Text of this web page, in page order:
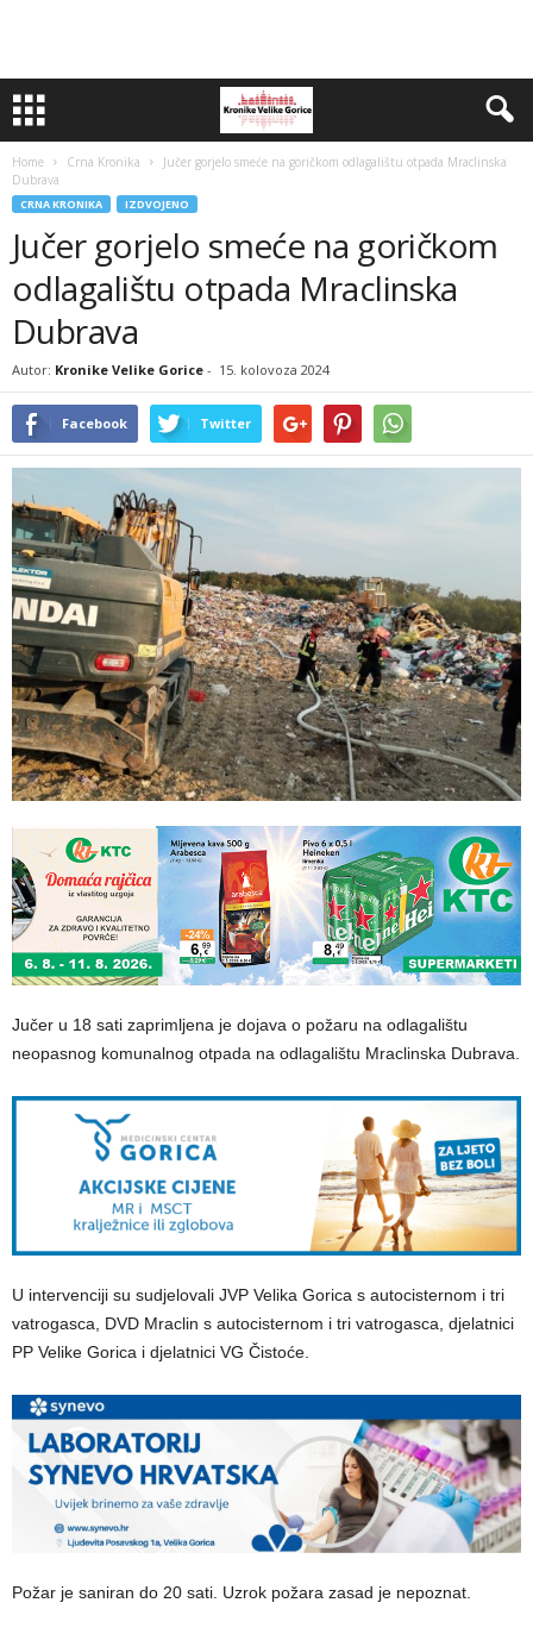
Home Crna Kronika
Jučer gorjelo smeće na goričkom odlagalištu otpada Mraclinska
Dubrava
CRNA KRONIKA IZDVOJENO
Jučer gorjelo smeće na goričkom
odlagalištu otpada Mraclinska
Dubrava
Autor: Kronike Velike Gorice - 15. kolovoza 2024
Facebook Twitter
Jučer u 18 sati zaprimljena je dojava o požaru na odlagalištu
neopasnog komunalnog otpada na odlagalištu Mraclinska Dubrava.
U intervenciji su sudjelovali JVP Velika Gorica s autocisternom i tri
vatrogasca, DVD Mraclin s autocisternom i tri vatrogasca, djelatnici
PP Velike Gorica i djelatnici VG Čistoće.
Požar je saniran do 20 sati. Uzrok požara zasad je nepoznat.